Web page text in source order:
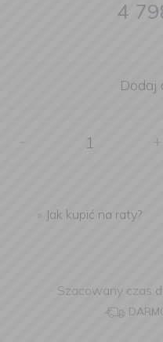
4
Dodaj
- +
» Jak kupić na raty?
Szacowany czas